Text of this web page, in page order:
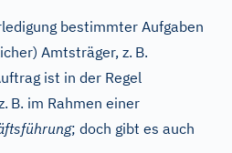
bestimmter Aufgaben
Amtsträger, z. B.
ist in der Regel
B. im Rahmen einer
; doch gibt es auch